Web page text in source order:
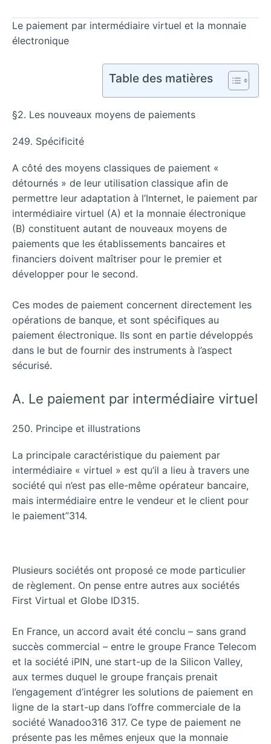
Le paiement par intermédiaire virtuel et la monnaie
électronique
Table des matières
§2. Les nouveaux moyens de paiements
249. Spécificité
A côté des moyens classiques de paiement «
détournés » de leur utilisation classique afin de
permettre leur adaptation à l’Internet, le paiement par
intermédiaire virtuel (A) et la monnaie électronique
(B) constituent autant de nouveaux moyens de
paiements que les établissements bancaires et
financiers doivent maîtriser pour le premier et
développer pour le second.
Ces modes de paiement concernent directement les
opérations de banque, et sont spécifiques au
paiement électronique. Ils sont en partie développés
dans le but de fournir des instruments à l’aspect
sécurisé.
A. Le paiement par intermédiaire virtuel
250. Principe et illustrations
La principale caractéristique du paiement par
intermédiaire « virtuel » est qu’il a lieu à travers une
société qui n’est pas elle-même opérateur bancaire,
mais intermédiaire entre le vendeur et le client pour
le paiement”314.
Plusieurs sociétés ont proposé ce mode particulier
de règlement. On pense entre autres aux sociétés
First Virtual et Globe ID315.
En France, un accord avait été conclu – sans grand
succès commercial – entre le groupe France Telecom
et la société iPIN, une start-up de la Silicon Valley,
aux termes duquel le groupe français prenait
l’engagement d’intégrer les solutions de paiement en
ligne de la start-up dans l’offre commerciale de la
société Wanadoo316 317. Ce type de paiement ne
présente pas les mêmes enjeux que la monnaie